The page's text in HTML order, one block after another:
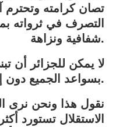
تصان كرامته وتحترم
التصرف في ثرواته
شفافية ونزاهة.
لا يمكن للجزائر أن
بسواعد الجميع دون إقصاء أو تهميش.